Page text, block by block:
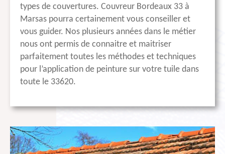
types de couvertures. Couvreur Bordeaux 33 à
Marsas pourra certainement vous conseiller et
vous guider. Nos plusieurs années dans le métier
nous ont permis de connaitre et maitriser
parfaitement toutes les méthodes et techniques
pour l’application de peinture sur votre tuile dans
toute le 33620.